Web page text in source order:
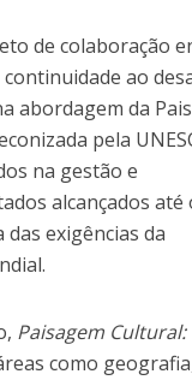
de colaboração
ao
abordagem da
pela
na gestão e
alcançados até
exigências da
Paisagem
como